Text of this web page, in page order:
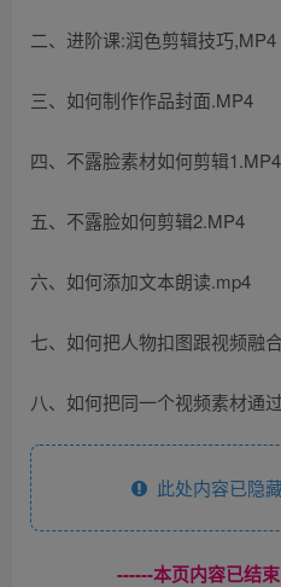
二、进阶课:润色剪辑技巧,MP4
三、如何制作作品封面.MP4
四、不露脸素材如何剪辑1.MP4
五、不露脸如何剪辑2.MP4
六、如何添加文本朗读.mp4
七、如何把人物扣图跟视频融
八、如何把同一个视频素材通
此处内容已隐
------本页内容已结